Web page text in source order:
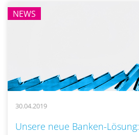
NEWS
30.04.2019
Unsere neue Banken-Lösung: